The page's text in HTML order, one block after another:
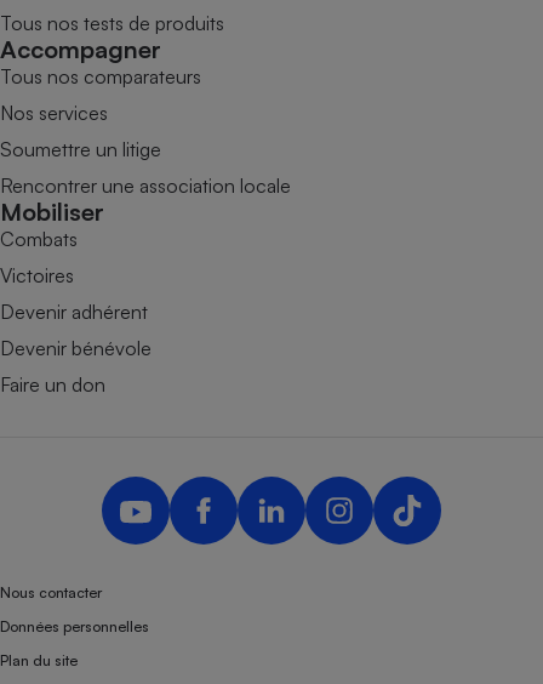
Tous nos tests de produits
Accompagner
Tous nos comparateurs
Nos services
Soumettre un litige
Rencontrer une association locale
Mobiliser
Combats
Victoires
Devenir adhérent
Devenir bénévole
Faire un don
Nous contacter
Données personnelles
Plan du site